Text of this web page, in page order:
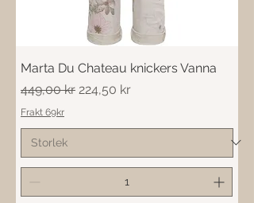
Marta Du Chateau knickers Vanna
Ordinarie pris
449,00 kr Reapris
224,50 kr
Frakt 69kr